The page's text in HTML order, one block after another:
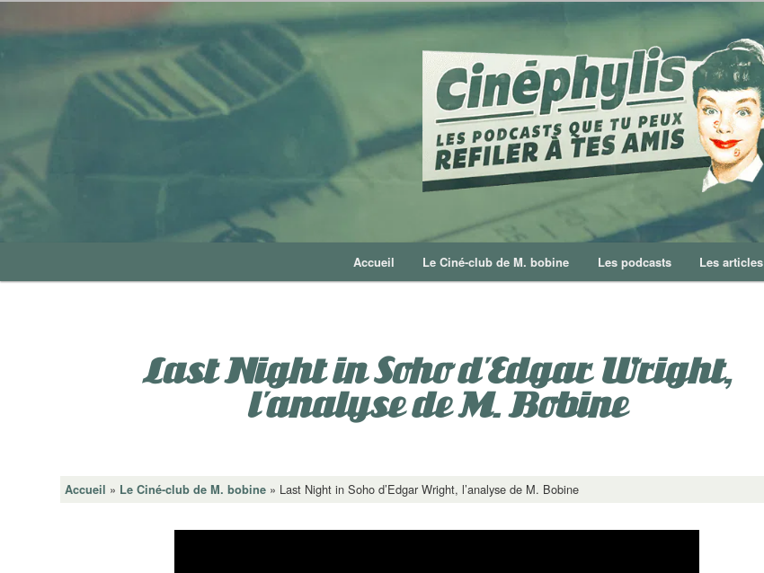
Accueil Le Ciné-club de M. bobine Les podcasts Les articles
Last Night in Soho d’Edgar Wright,
l’analyse de M. Bobine
Accueil » Le Ciné-club de M. bobine » Last Night in Soho d’Edgar Wright, l’analyse de M. Bobine